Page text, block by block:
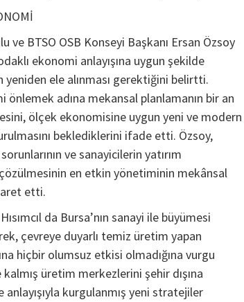
ve BTSO OSB Konseyi Başkanı Ersan Özsoy
ekonomi anlayışına uygun şekilde
ele alınması gerektiğini belirtti.
önlemek adına mekansal planlamanın bir an
ölçek ekonomisine uygun yeni ve modern
beklediklerini ifade etti. Özsoy,
ve sanayicilerin yatırım
en etkin yönetiminin mekânsal
etti.
da Bursa’nın sanayi ile büyümesi
çevreye duyarlı temiz üretim yapan
hiçbir olumsuz etkisi olmadığına vurgu
üretim merkezlerini şehir dışına
anlayışıyla kurgulanmış yeni stratejiler